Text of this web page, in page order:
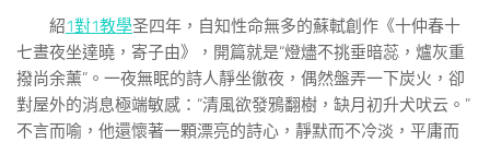
紹1對1教學圣四年，自知性命無多的蘇軾創作《十仲春十
七晝夜坐達曉，寄子由》，開篇就是“燈燼不挑垂暗蕊，爐灰重
撥尚余薰”。一夜無眠的詩人靜坐徹夜，偶然盤弄一下炭火，卻
對屋外的消息極端敏感：“清風欲發鴉翻樹，缺月初升犬吠云。”
不言而喻，他還懷著一顆漂亮的詩心，靜默而不冷淡，平庸而